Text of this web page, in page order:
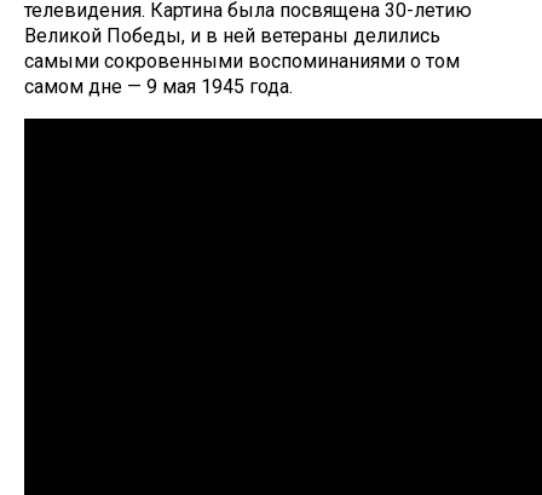
телевидения. Картина была посвящена 30-летию
Великой Победы, и в ней ветераны делились
самыми сокровенными воспоминаниями о том
самом дне — 9 мая 1945 года.